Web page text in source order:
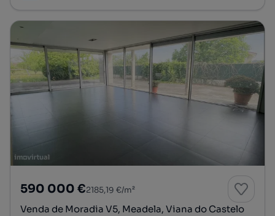
590 000 €2185,19 €/m²
Venda de Moradia V5, Meadela, Viana do Castelo